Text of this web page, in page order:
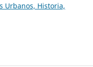
Urbanos, Historia,